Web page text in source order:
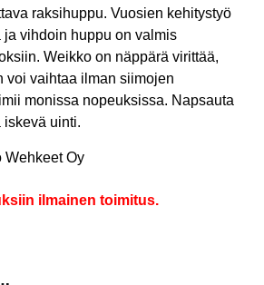
raksihuppu. Vuosien kehitystyö
ja vihdoin huppu on valmis
Weikko on näppärä virittää,
voi vaihtaa ilman siimojen
monissa nopeuksissa. Napsauta
iskevä uinti.
Wehkeet Oy
ilmainen toimitus.